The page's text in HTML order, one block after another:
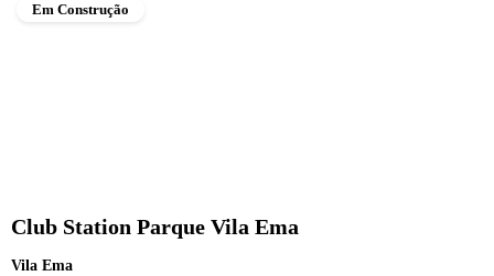
Em Construção
Club Station Parque Vila Ema
Vila Ema